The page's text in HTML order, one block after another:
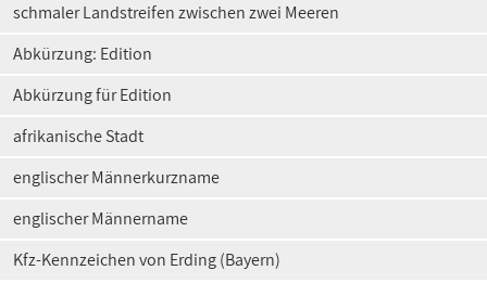
schmaler Landstreifen zwischen zwei Meeren
Abkürzung: Edition
Abkürzung für Edition
afrikanische Stadt
englischer Männerkurzname
englischer Männername
Kfz-Kennzeichen von Erding (Bayern)